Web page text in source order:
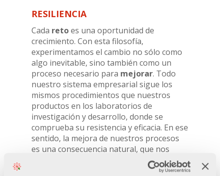
RESILIENCIA
Cada retoes una oportunidad de
crecimiento. Con esta filosofía,
experimentamos el cambio no sólo como
algo inevitable, sino también como un
proceso necesario para mejorar. Todo
nuestro sistema empresarial sigue los
mismos procedimientos que nuestros
productos en los laboratorios de
investigación y desarrollo, donde se
comprueba su resistencia y eficacia. En ese
sentido, la mejora de nuestros procesos
es una consecuencia natural, que nos
responder a
sin dejar de ser